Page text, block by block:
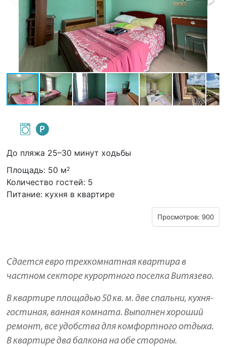
До пляжа 25–30 минут ходьбы
Площадь: 50 м2
Количество гостей: 5
Питание: кухня в квартире
Просмотров: 900
Сдается евро трехкомнатная квартира в
частном секторе курортного поселка Витязево.
В квартире площадью 50 кв. м. две спальни, кухня-
гостиная, ванная комната. Выполнен хороший
ремонт, все удобства для комфортного отдыха.
В квартире два балкона на обе стороны.